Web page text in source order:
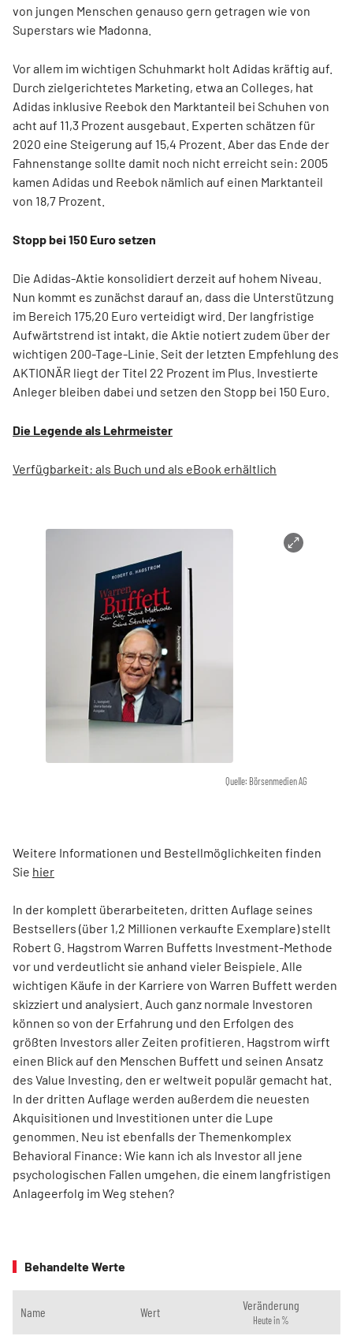
von jungen Menschen genauso gern getragen wie von
Superstars wie Madonna.
Vor allem im wichtigen Schuhmarkt holt Adidas kräftig auf.
Durch zielgerichtetes Marketing, etwa an Colleges, hat
Adidas inklusive Reebok den Marktanteil bei Schuhen von
acht auf 11,3 Prozent ausgebaut. Experten schätzen für
2020 eine Steigerung auf 15,4 Prozent. Aber das Ende der
Fahnenstange sollte damit noch nicht erreicht sein: 2005
kamen Adidas und Reebok nämlich auf einen Marktanteil
von 18,7 Prozent.
Stopp bei 150 Euro setzen
Die Adidas-Aktie konsolidiert derzeit auf hohem Niveau.
Nun kommt es zunächst darauf an, dass die Unterstützung
im Bereich 175,20 Euro verteidigt wird. Der langfristige
Aufwärtstrend ist intakt, die Aktie notiert zudem über der
wichtigen 200-Tage-Linie. Seit der letzten Empfehlung des
AKTIONÄR liegt der Titel 22 Prozent im Plus. Investierte
Anleger bleiben dabei und setzen den Stopp bei 150 Euro.
Die Legende als Lehrmeister
Verfügbarkeit: als Buch und als eBook erhältlich
Quelle: Börsenmedien AG
Weitere Informationen und Bestellmöglichkeiten finden
Sie hier
In der komplett überarbeiteten, dritten Auflage seines
Bestsellers (über 1,2 Millionen verkaufte Exemplare) stellt
Robert G. Hagstrom Warren Buffetts Investment-Methode
vor und verdeutlicht sie anhand vieler Beispiele. Alle
wichtigen Käufe in der Karriere von Warren Buffett werden
skizziert und analysiert. Auch ganz normale Investoren
können so von der Erfahrung und den Erfolgen des
größten Investors aller Zeiten profitieren. Hagstrom wirft
einen Blick auf den Menschen Buffett und seinen Ansatz
des Value Investing, den er weltweit populär gemacht hat.
In der dritten Auflage werden außerdem die neuesten
Akquisitionen und Investitionen unter die Lupe
genommen. Neu ist ebenfalls der Themenkomplex
Behavioral Finance: Wie kann ich als Investor all jene
psychologischen Fallen umgehen, die einem langfristigen
Anlageerfolg im Weg stehen?
Behandelte Werte
Name Wert Veränderung
Heute in %